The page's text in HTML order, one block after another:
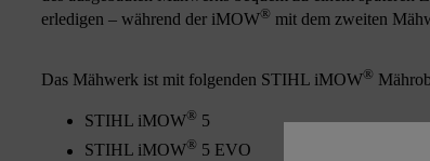
erledigen – während der iMOW® mit dem zweiten
Das Mähwerk ist mit folgenden STIHL iMOW®
STIHL iMOW® 5
STIHL iMOW® 5 EVO